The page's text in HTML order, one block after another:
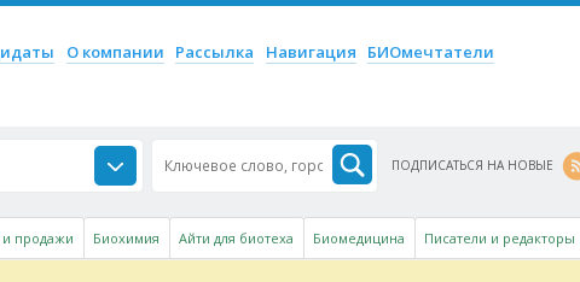
О компании Рассылка Навигация
БИОмечтатели
ПОДПИСАТЬСЯ НА НОВЫЕ
продажи Биохимия Айти для биотеха Биомедицина Писатели и редакторы